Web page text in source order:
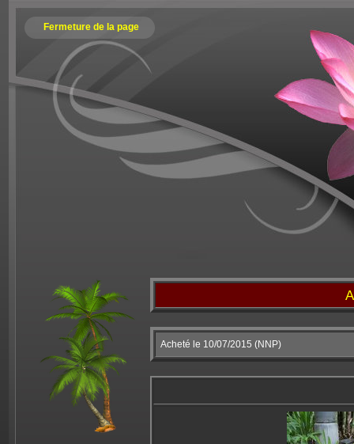
Fermeture de la page
Acheté le 10/07/2015 (NNP)